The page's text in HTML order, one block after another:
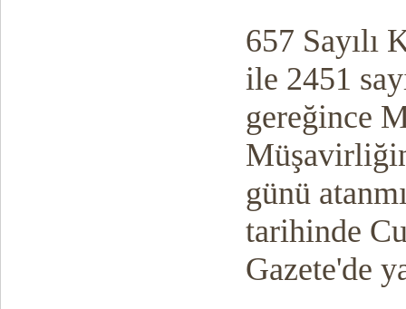
657 Sayılı
ile 2451
gereğince
günü
tarihinde
Gazete'de